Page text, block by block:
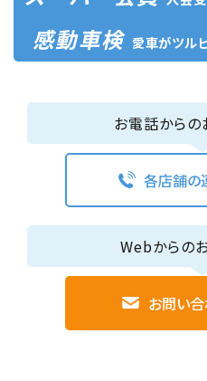
感動車検 愛車がツル
お電話から
各店舗の
Webからの
お問い